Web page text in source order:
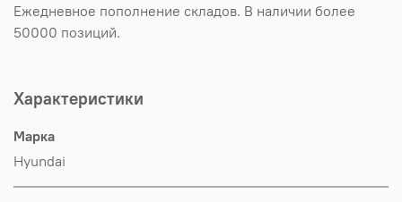
Ежедневное пополнение складов. В наличии более
50000 позиций.
Характеристики
Марка
Hyundai